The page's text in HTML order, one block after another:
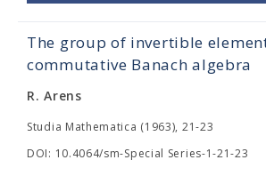
The group of invertible
commutative Banach algebra
R. Arens
Studia Mathematica (1963), 21-23
DOI: 10.4064/sm-Special Series-1-21-23